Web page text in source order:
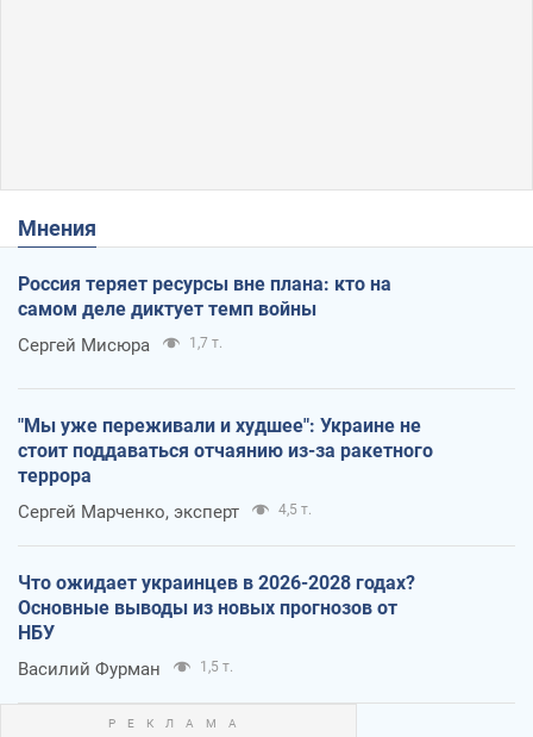
Мнения
Россия теряет ресурсы вне плана: кто на
самом деле диктует темп войны
Сергей Мисюра 1,7 т.
"Мы уже переживали и худшее": Украине не
стоит поддаваться отчаянию из-за ракетного
террора
Сергей Марченко, эксперт 4,5 т.
Что ожидает украинцев в 2026-2028 годах?
Основные выводы из новых прогнозов от
НБУ
Василий Фурман 1,5 т.